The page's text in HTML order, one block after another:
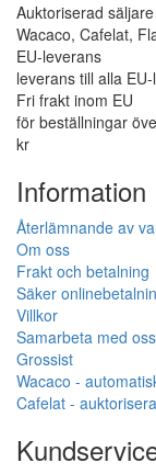
Auktoriserad säljare
Wacaco, Cafelat,
EU-leverans
leverans till alla
Fri frakt inom EU
för beställningar
kr
Information
Återlämnande av
Om oss
Frakt och betalning
Säker
Villkor
Samarbeta med oss
Grossist
Wacaco -
Cafelat -